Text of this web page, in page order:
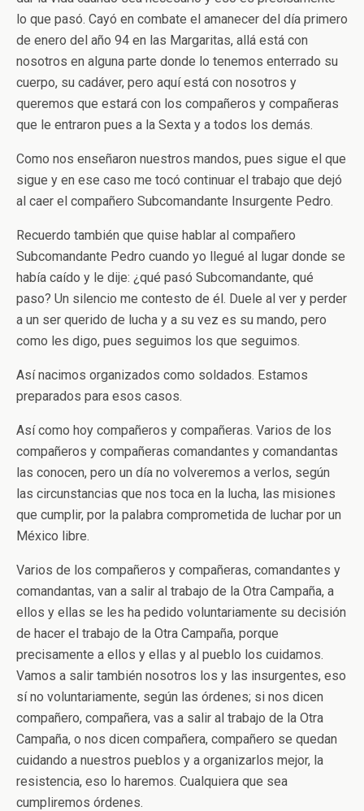
lo que pasó. Cayó en combate el amanecer del día primero
de enero del año 94 en las Margaritas, allá está con
nosotros en alguna parte donde lo tenemos enterrado su
cuerpo, su cadáver, pero aquí está con nosotros y
queremos que estará con los compañeros y compañeras
que le entraron pues a la Sexta y a todos los demás.
Como nos enseñaron nuestros mandos, pues sigue el que
sigue y en ese caso me tocó continuar el trabajo que dejó
al caer el compañero Subcomandante Insurgente Pedro.
Recuerdo también que quise hablar al compañero
Subcomandante Pedro cuando yo llegué al lugar donde se
había caído y le dije: ¿qué pasó Subcomandante, qué
paso? Un silencio me contesto de él. Duele al ver y perder
a un ser querido de lucha y a su vez es su mando, pero
como les digo, pues seguimos los que seguimos.
Así nacimos organizados como soldados. Estamos
preparados para esos casos.
Así como hoy compañeros y compañeras. Varios de los
compañeros y compañeras comandantes y comandantas
las conocen, pero un día no volveremos a verlos, según
las circunstancias que nos toca en la lucha, las misiones
que cumplir, por la palabra comprometida de luchar por un
México libre.
Varios de los compañeros y compañeras, comandantes y
comandantas, van a salir al trabajo de la Otra Campaña, a
ellos y ellas se les ha pedido voluntariamente su decisión
de hacer el trabajo de la Otra Campaña, porque
precisamente a ellos y ellas y al pueblo los cuidamos.
Vamos a salir también nosotros los y las insurgentes, eso
sí no voluntariamente, según las órdenes; si nos dicen
compañero, compañera, vas a salir al trabajo de la Otra
Campaña, o nos dicen compañera, compañero se quedan
cuidando a nuestros pueblos y a organizarlos mejor, la
resistencia, eso lo haremos. Cualquiera que sea
cumpliremos órdenes.